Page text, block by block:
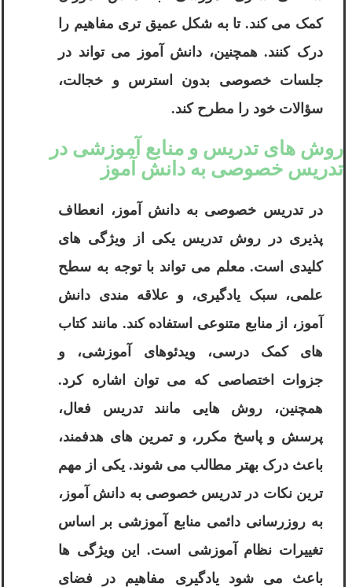
کمک می کند. تا به شکل عمیق تری مفاهیم را
درک کنند. همچنین، دانش آموز می تواند در
جلسات خصوصی بدون استرس و خجالت،
سؤالات خود را مطرح کند.
روش های تدریس و منابع آموزشی در
تدریس خصوصی به دانش آموز
در تدریس خصوصی به دانش آموز، انعطاف
پذیری در روش تدریس یکی از ویژگی های
کلیدی است. معلم می تواند با توجه به سطح
علمی، سبک یادگیری، و علاقه مندی دانش
آموز، از منابع متنوعی استفاده کند. مانند کتاب
های کمک درسی، ویدئوهای آموزشی، و
جزوات اختصاصی که می توان اشاره کرد.
همچنین، روش هایی مانند تدریس فعال،
پرسش و پاسخ مکرر، و تمرین های هدفمند،
باعث درک بهتر مطالب می شوند. یکی از مهم
ترین نکات در تدریس خصوصی به دانش آموز،
به روزرسانی دائمی منابع آموزشی بر اساس
تغییرات نظام آموزشی است. این ویژگی ها
باعث می شود یادگیری مفاهیم در فضای